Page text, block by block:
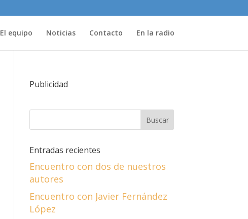
El equipo Noticias Contacto En la radio
Publicidad
Entradas recientes
Encuentro con dos de nuestros
autores
Encuentro con Javier Fernández
López